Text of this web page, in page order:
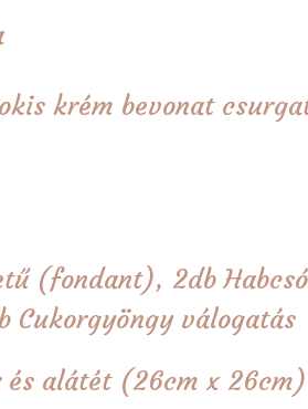
krém bevonat
(fondant), 2db
Cukorgyöngy válogatás
és alátét (26cm x 26cm)